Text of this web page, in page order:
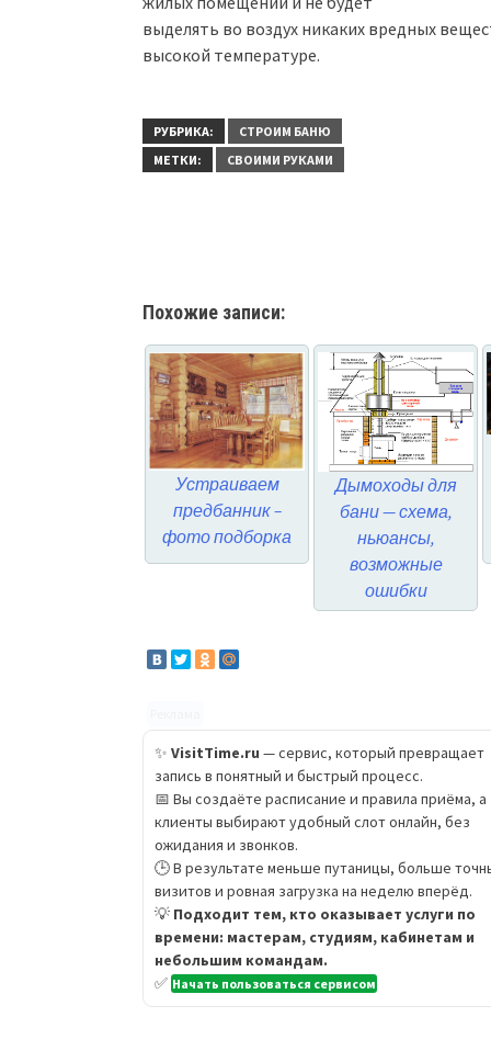
выделять во воздух никаких вредных
высокой температуре.
РУБРИКА:
СТРОИМ БАНЮ
МЕТКИ:
СВОИМИ РУКАМИ
Похожие записи:
Устраиваем
предбанник –
фото подборка
Дымоходы для
бани — схема,
ньюансы,
возможные
ошибки
✨ VisitTime.ru — сервис, который превращает
запись в понятный и быстрый процесс.
📅 Вы создаёте расписание и правила приёма, а
клиенты выбирают удобный слот онлайн, без
ожидания и звонков.
🕒 В результате меньше путаницы, больше
визитов и ровная загрузка на неделю вперёд.
💡 Подходит тем, кто оказывает услуги по
времени: мастерам, студиям, кабинетам и
небольшим командам.
✅ Начать пользоваться сервисом